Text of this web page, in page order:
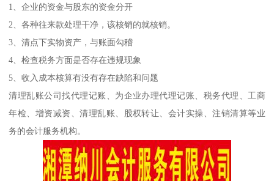
1、企业的资金与股东的资金分开
2、各种往来款处理干净，该核销的就核销。
3、清点下实物资产，与账面勾稽
4、检查税务方面是否存在违规现象
5、收入成本核算有没有存在缺陷和问题
清理乱账公司找代理记账、为企业办理代理记账、税务代理、工商
年检、增资减资、清理乱账、股权转让、会计实操、注销清算等业
务的会计服务机构。